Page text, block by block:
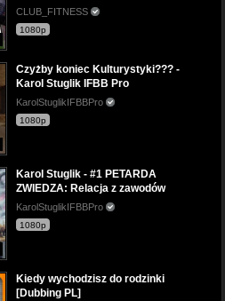
CLUB_FITNESS
1080p
Czyżby koniec Kulturystyki??? -
Karol Stuglik IFBB Pro
KarolStuglikIFBBPro
1080p
Karol Stuglik - #1 PETARDA
ZWIEDZA: Relacja z zawodów
KarolStuglikIFBBPro
1080p
Kiedy wychodzisz do rodzinki
[Dubbing PL]